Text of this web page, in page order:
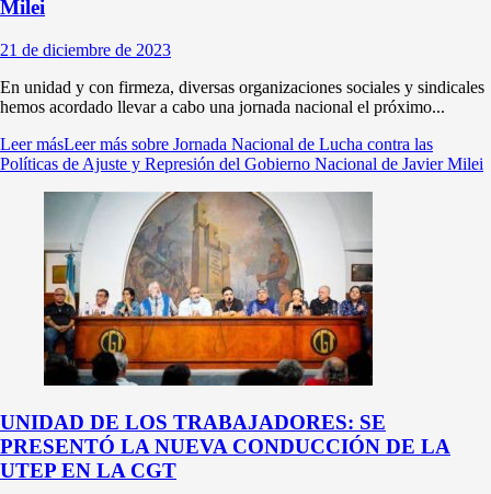
Milei
21 de diciembre de 2023
En unidad y con firmeza, diversas organizaciones sociales y sindicales
hemos acordado llevar a cabo una jornada nacional el próximo...
Leer másLeer más sobre Jornada Nacional de Lucha contra las
Políticas de Ajuste y Represión del Gobierno Nacional de Javier Milei
UNIDAD DE LOS TRABAJADORES: SE
PRESENTÓ LA NUEVA CONDUCCIÓN DE LA
UTEP EN LA CGT